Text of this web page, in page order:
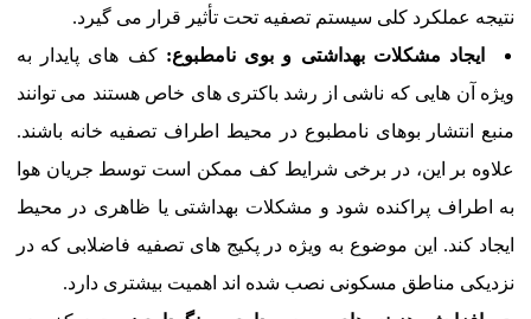
نتیجه عملکرد کلی سیستم تصفیه تحت تأثیر قرار می گیرد.
ایجاد مشکلات بهداشتی و بوی نامطبوع:کف های پایدار به
ویژه آن هایی که ناشی از رشد باکتری های خاص هستند می توانند
منبع انتشار بوهای نامطبوع در محیط اطراف تصفیه خانه باشند.
علاوه بر این، در برخی شرایط کف ممکن است توسط جریان هوا
به اطراف پراکنده شود و مشکلات بهداشتی یا ظاهری در محیط
ایجاد کند. این موضوع به ویژه در پکیج های تصفیه فاضلابی که در
نزدیکی مناطق مسکونی نصب شده اند اهمیت بیشتری دارد.